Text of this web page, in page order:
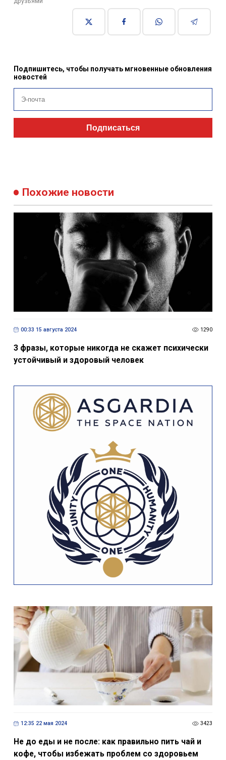
Подпишитесь, чтобы получать мгновенные обновления
новостей
Подписаться
Похожие новости
00:33 15 августа 2024 1290
3 фразы, которые никогда не скажет психически
устойчивый и здоровый человек
12:35 22 мая 2024 3423
Не до еды и не после: как правильно пить чай и
кофе, чтобы избежать проблем со здоровьем